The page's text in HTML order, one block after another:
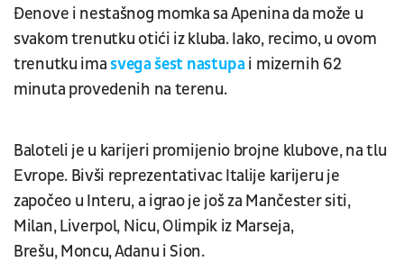
Đenove i nestašnog momka sa Apenina da može u
svakom trenutku otići iz kluba. Iako, recimo, u ovom
trenutku ima svega šest nastupai mizernih 62
minuta provedenih na terenu.
Baloteli je u karijeri promijenio brojne klubove, na tlu
Evrope. Bivši reprezentativac Italije karijeru je
započeo u Interu, a igrao je još za Mančester siti,
Milan, Liverpol, Nicu, Olimpik iz Marseja,
Brešu, Moncu, Adanu i Sion.